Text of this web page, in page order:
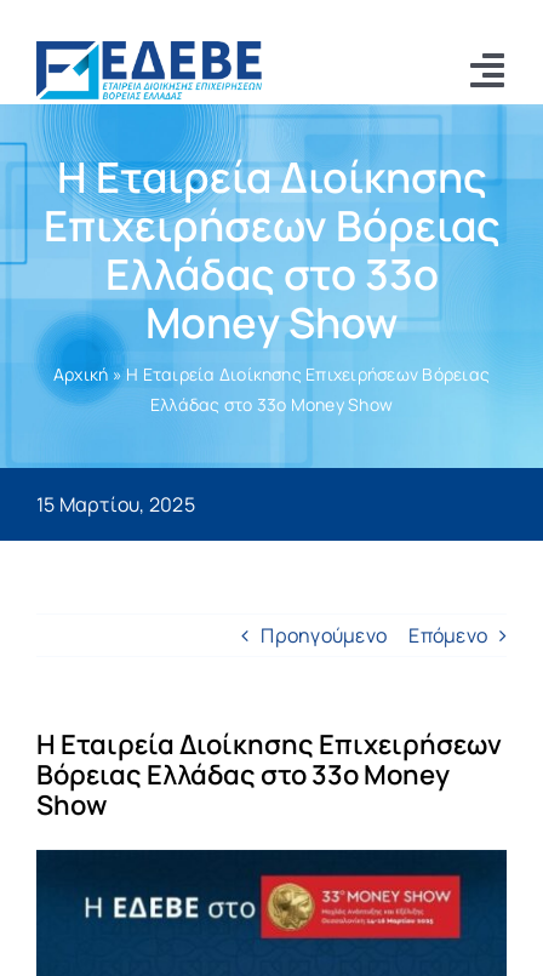
περιεχόμενο
Αρχική
Αριστοτέλης 2026
Τα νέα μας
Η ΕΔΕΒΕ
για:
Η Εταιρεία Διοίκησης
Επιχειρήσεων Βόρειας
Ελλάδας στο 33ο
Money Show
Αρχική »Η Εταιρεία Διοίκησης Επιχειρήσεων Βόρειας
Ελλάδας στο 33ο Money Show
15 Μαρτίου, 2025
Προηγούμενο Επόμενο
Η Εταιρεία Διοίκησης Επιχειρήσεων
Βόρειας Ελλάδας στο 33ο Money
Show